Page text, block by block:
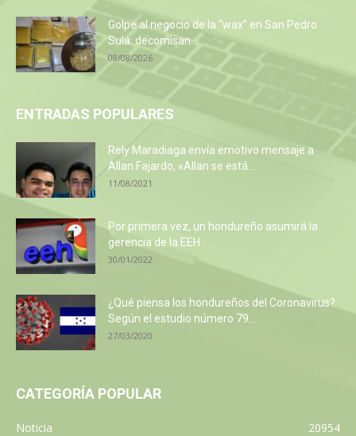
Golpe al negocio de la “wax” en San Pedro
Sula: decomisan...
08/08/2026
ENTRADAS POPULARES
Rely Maradiaga envía emotivo mensaje a
Allan Fajardo, «Allan se está...
11/08/2021
Por primera vez, un hondureño asumirá la
gerencia de la EEH
30/01/2022
¿Qué piensa los hondureños del Coronavirus?
Según el estudio número 79...
27/03/2020
CATEGORÍA POPULAR
Noticia
20954